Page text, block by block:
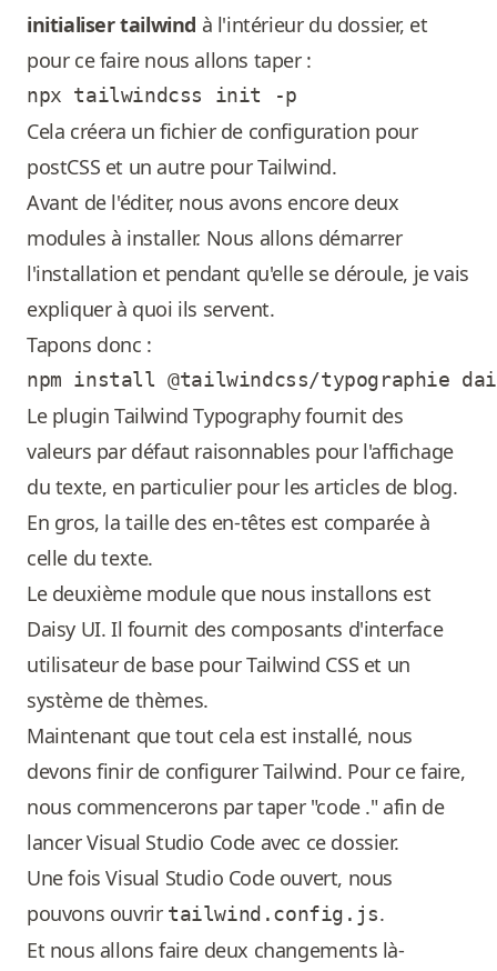
initialiser tailwind à l'intérieur du dossier, et
pour ce faire nous allons taper :
Cela créera un fichier de configuration pour
postCSS et un autre pour Tailwind.
Avant de l'éditer, nous avons encore deux
modules à installer. Nous allons démarrer
l'installation et pendant qu'elle se déroule, je vais
expliquer à quoi ils servent.
Tapons donc :
Le plugin Tailwind Typography fournit des
valeurs par défaut raisonnables pour l'affichage
du texte, en particulier pour les articles de blog.
En gros, la taille des en-têtes est comparée à
celle du texte.
Le deuxième module que nous installons est
Daisy UI. Il fournit des composants d'interface
utilisateur de base pour Tailwind CSS et un
système de thèmes.
Maintenant que tout cela est installé, nous
devons finir de configurer Tailwind. Pour ce faire,
nous commencerons par taper "code ." afin de
lancer Visual Studio Code avec ce dossier.
Une fois Visual Studio Code ouvert, nous
pouvons ouvrir tailwind.config.js.
Et nous allons faire deux changements là-